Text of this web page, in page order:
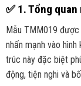
✅1. Tổng
Mẫu TMM019
nhấn mạnh vào
trúc này đặc biệt
động, tiện nghi và